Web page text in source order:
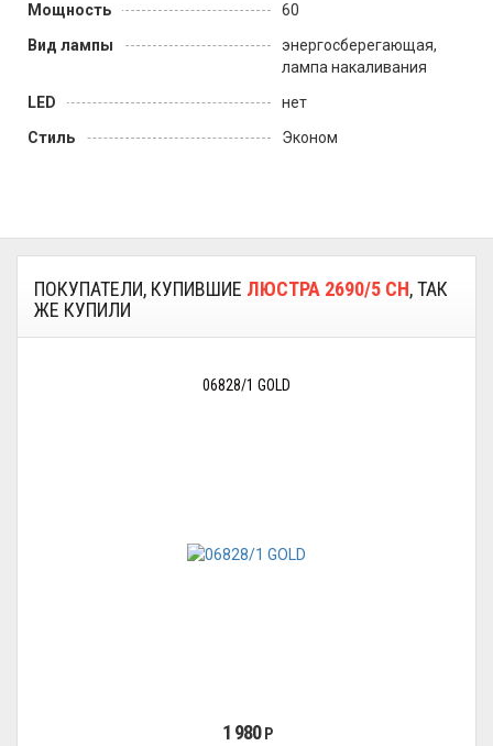
Мощность
60
Вид лампы
энергосберегающая,
лампа накаливания
LED
нет
Стиль
Эконом
ПОКУПАТЕЛИ, КУПИВШИЕ ЛЮСТРА 2690/5 CH, ТАК
ЖЕ КУПИЛИ
06828/1 GOLD
1 980 Р